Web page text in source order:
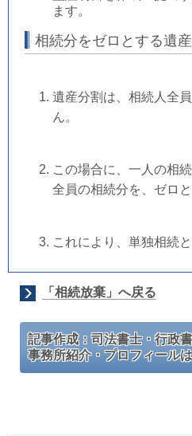
ます。
相続分をゼロとする遺
遺産分割は、相続人全
ん。
この場合に、一人の相
全員の相続分を、ゼロ
これにより、単独相続と
「相続放棄」へ戻る
記事作成：司法書士・行政
事務所紹介・プロフィール